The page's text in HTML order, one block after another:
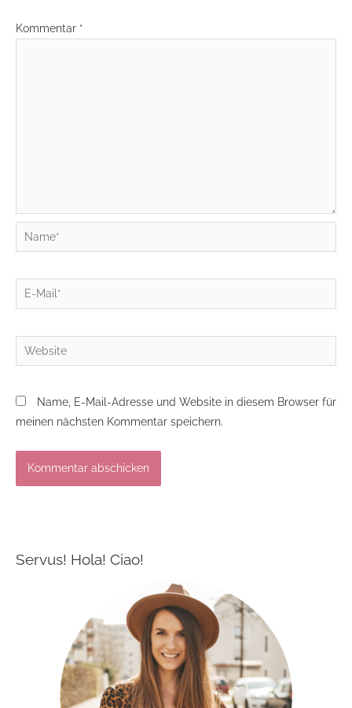
Kommentar *
Name*
E-
Mail*
Website
Name, E-Mail-Adresse und Website in diesem Browser für
meinen nächsten Kommentar speichern.
Servus! Hola! Ciao!